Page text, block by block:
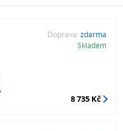
Doprava: zdarma
Skladem
8 735 Kč